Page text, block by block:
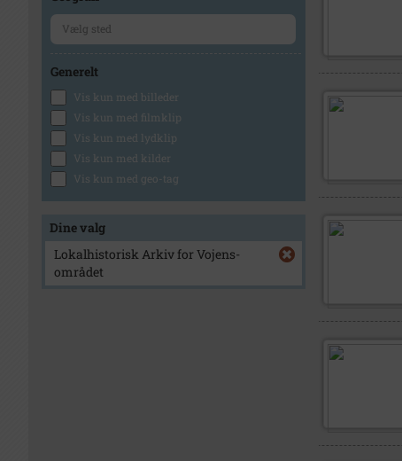
Generelt
Vis kun med billeder
Vis kun med filmklip
Vis kun med lydklip
Vis kun med kilder
Vis kun med geo-tag
Dine valg
Lokalhistorisk Arkiv for Vojens-
området